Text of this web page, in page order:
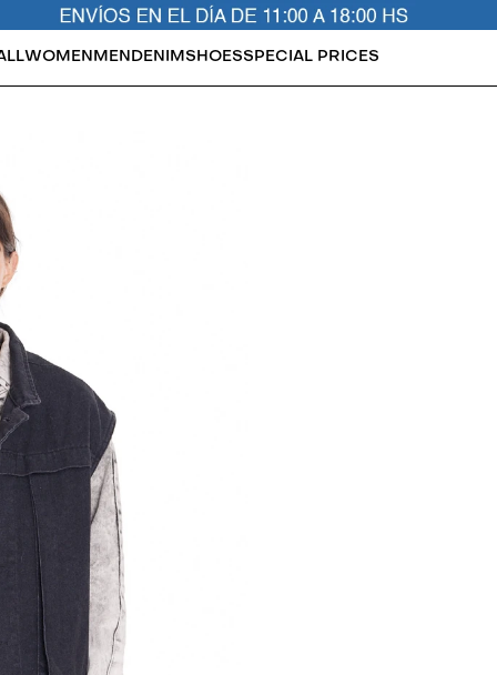
WOMENMEN DENIMSHOESSPECIAL PRICES